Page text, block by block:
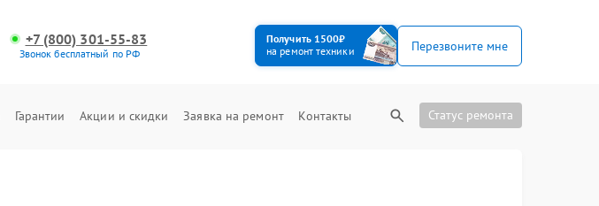
+7 (800) 301-55-83
Звонок бесплатный по РФ
Получить 1500₽
на ремонт техники
Перезвоните мне
Гарантии Акции и скидки Заявка на ремонт Контакты Статус ремонта